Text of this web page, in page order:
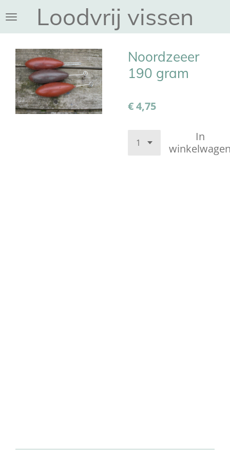
direct
naar
hoofdinhoud
Loodvrij vissen
Noordzeeer
190 gram
€ 4,75
In